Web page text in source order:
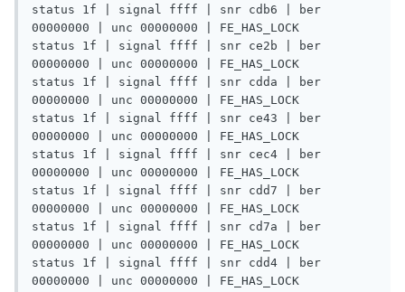
status 1f | signal ffff | snr cdb6 | ber
00000000 | unc 00000000 | FE_HAS_LOCK
status 1f | signal ffff | snr ce2b | ber
00000000 | unc 00000000 | FE_HAS_LOCK
status 1f | signal ffff | snr cdda | ber
00000000 | unc 00000000 | FE_HAS_LOCK
status 1f | signal ffff | snr ce43 | ber
00000000 | unc 00000000 | FE_HAS_LOCK
status 1f | signal ffff | snr cec4 | ber
00000000 | unc 00000000 | FE_HAS_LOCK
status 1f | signal ffff | snr cdd7 | ber
00000000 | unc 00000000 | FE_HAS_LOCK
status 1f | signal ffff | snr cd7a | ber
00000000 | unc 00000000 | FE_HAS_LOCK
status 1f | signal ffff | snr cdd4 | ber
00000000 | unc 00000000 | FE_HAS_LOCK